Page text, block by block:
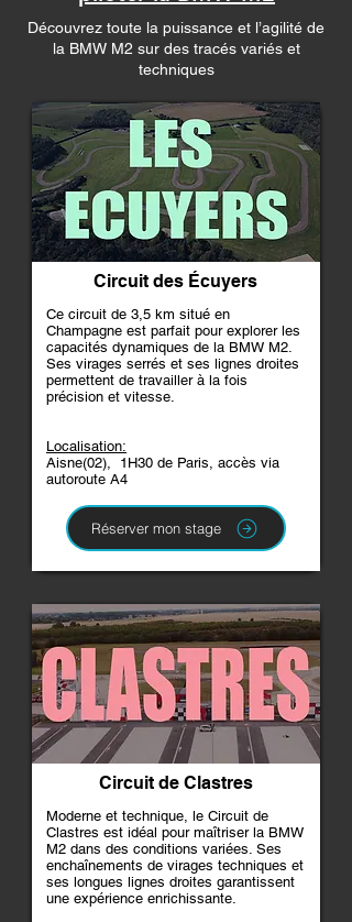
Découvrez toute la puissance et l’agilité de
la BMW M2 sur des tracés variés et
techniques
Circuit des Écuyers
Ce circuit de 3,5 km situé en
Champagne est parfait pour explorer les
capacités dynamiques de la BMW M2.
Ses virages serrés et ses lignes droites
permettent de travailler à la fois
précision et vitesse.​
Localisation:
Aisne(02), 1H30 de Paris, accès via
autoroute A4​
Réserver mon stage
Circuit de Clastres
Moderne et technique, le Circuit de
Clastres est idéal pour maîtriser la BMW
M2 dans des conditions variées. Ses
enchaînements de virages techniques et
ses longues lignes droites garantissent
une expérience enrichissante.